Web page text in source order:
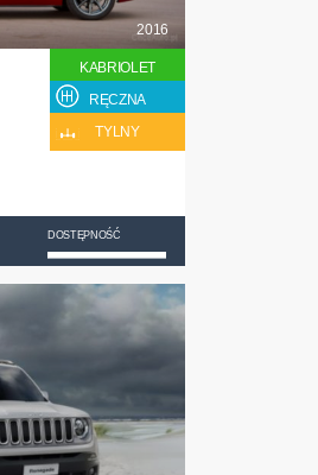
2016
KABRIOLET
RĘCZNA
TYLNY
DOSTĘPNOŚĆ